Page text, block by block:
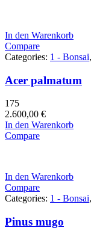
In den Warenkorb
Compare
Categories: 1 - Bonsai,
Acer palmatum
175
2.600,00 €
In den Warenkorb
Compare
In den Warenkorb
Compare
Categories: 1 - Bonsai,
Pinus mugo